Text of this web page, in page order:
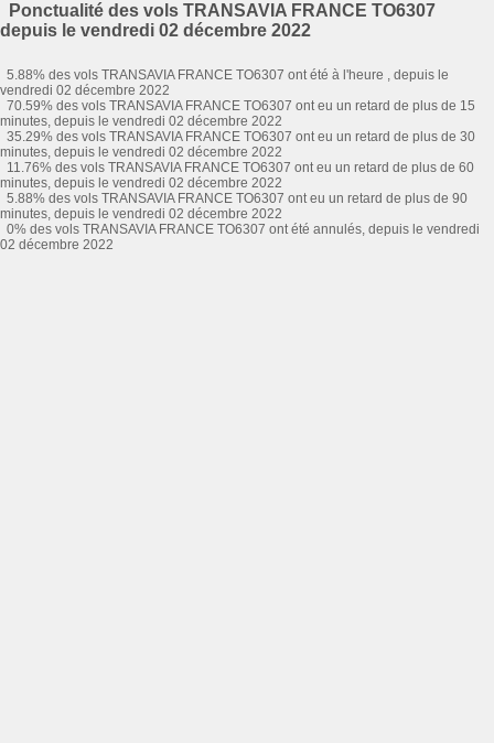
Ponctualité des vols TRANSAVIA FRANCE TO6307
depuis le vendredi 02 décembre 2022
5.88% des vols TRANSAVIA FRANCE TO6307 ont été à l'heure , depuis le
vendredi 02 décembre 2022
70.59% des vols TRANSAVIA FRANCE TO6307 ont eu un retard de plus de 15
minutes, depuis le vendredi 02 décembre 2022
35.29% des vols TRANSAVIA FRANCE TO6307 ont eu un retard de plus de 30
minutes, depuis le vendredi 02 décembre 2022
11.76% des vols TRANSAVIA FRANCE TO6307 ont eu un retard de plus de 60
minutes, depuis le vendredi 02 décembre 2022
5.88% des vols TRANSAVIA FRANCE TO6307 ont eu un retard de plus de 90
minutes, depuis le vendredi 02 décembre 2022
0% des vols TRANSAVIA FRANCE TO6307 ont été annulés, depuis le vendredi
02 décembre 2022